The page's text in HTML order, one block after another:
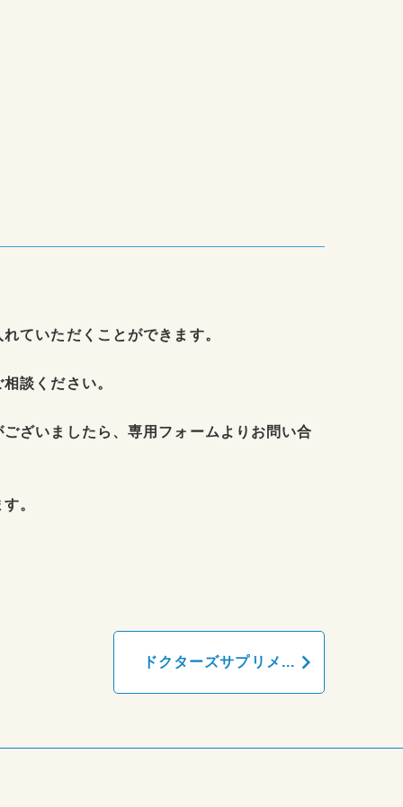
ていただくことができます。
談ください。
ざいましたら、専用フォームよりお問い合
。
ドクターズサプリメ...keyboard_arrow_right